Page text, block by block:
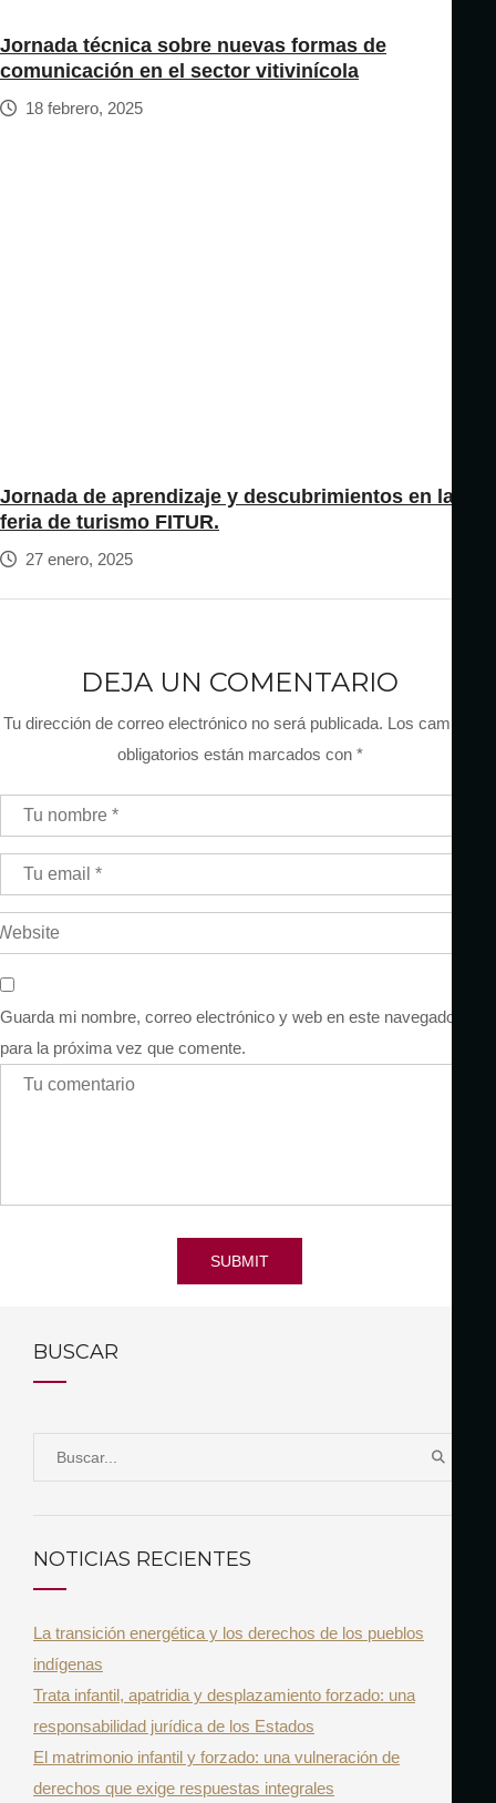
Jornada técnica sobre nuevas formas de
comunicación en el sector vitivinícola
18 febrero, 2025
Jornada de aprendizaje y descubrimientos en la
feria de turismo FITUR.
27 enero, 2025
DEJA UN COMENTARIO
Tu dirección de correo electrónico no será publicada. Los campos
obligatorios están marcados con *
Guarda mi nombre, correo electrónico y web en este navegador
para la próxima vez que comente.
SUBMIT
BUSCAR
c
f
o
r
:
B
NOTICIAS RECIENTES
La transición energética y los derechos de los pueblos
indígenas
Trata infantil, apatridia y desplazamiento forzado: una
responsabilidad jurídica de los Estados
El matrimonio infantil y forzado: una vulneración de
derechos que exige respuestas integrales